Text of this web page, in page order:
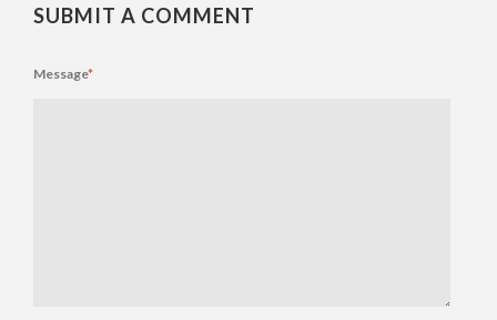
SUBMIT A COMMENT
Message*